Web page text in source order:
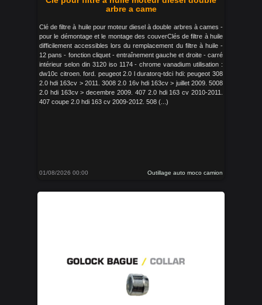
arbre a came
Clé de filtre à huile pour moteur diesel à double arbres à cames -
pour le démontage et le montage des couverClés de filtre à huile
difficilement accessibles lors du remplacement du filtre à huile -
12 pans - fonction cliquet - entraînement gauche et droite - carré
intérieur selon din 3120 iso 1174 - chrome vanadium utilisation :
dw10c citroen. ford. peugeot 2.0 l duratorq-tdci hdi: peugeot 308
2.0 hdi 163cv > 2011. 3008 2.0 16v hdi 163cv > juillet 2009. 5008
2.0 hdi 163cv > decembre 2009. 407 2.0 hdi 163 cv 2010-2011.
407 coupe 2.0 hdi 163 cv 2009-2012. 508 (...)
01/08/2026 00:00 Outillage auto moco camion